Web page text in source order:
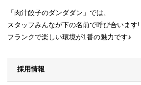
「肉汁餃子のダンダダン」では、
スタッフみんなが下の名前で呼び合います!
フランクで楽しい環境が1番の魅力です♪
採用情報